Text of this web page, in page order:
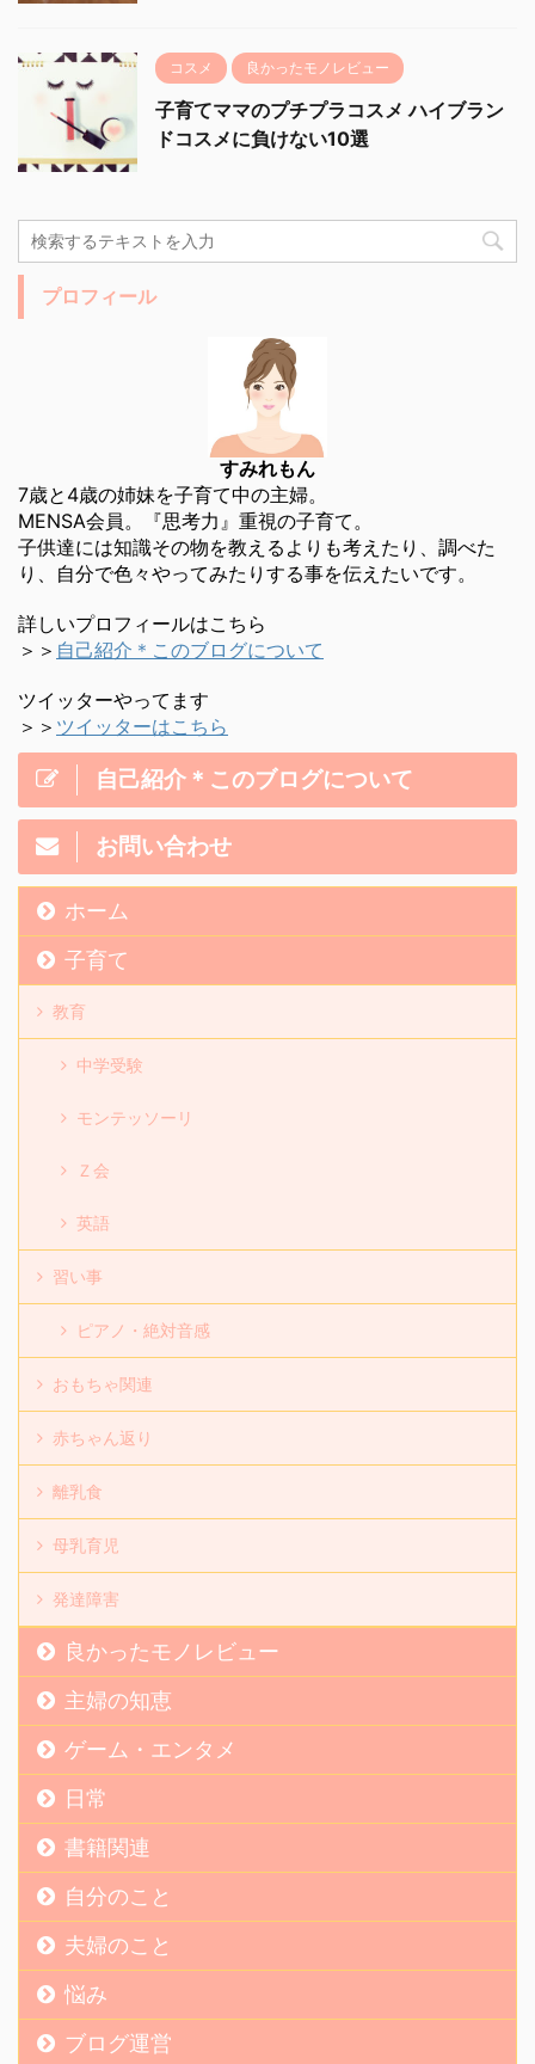
コスメ 良かったモノレビュー
子育てママのプチプラコスメ ハイブラン
ドコスメに負けない10選
プロフィール
すみれもん
7歳と4歳の姉妹を子育て中の主婦。
MENSA会員。『思考力』重視の子育て。
子供達には知識その物を教えるよりも考えたり、調べた
り、自分で色々やってみたりする事を伝えたいです。
詳しいプロフィールはこちら
＞＞ 自己紹介＊このブログについて
ツイッターやってます
＞＞ ツイッターはこちら
自己紹介＊このブログについて
お問い合わせ
ホーム
子育て
教育
中学受験
モンテッソーリ
Ｚ会
英語
習い事
ピアノ・絶対音感
おもちゃ関連
赤ちゃん返り
離乳食
母乳育児
発達障害
良かったモノレビュー
主婦の知恵
ゲーム・エンタメ
日常
書籍関連
自分のこと
夫婦のこと
悩み
ブログ運営